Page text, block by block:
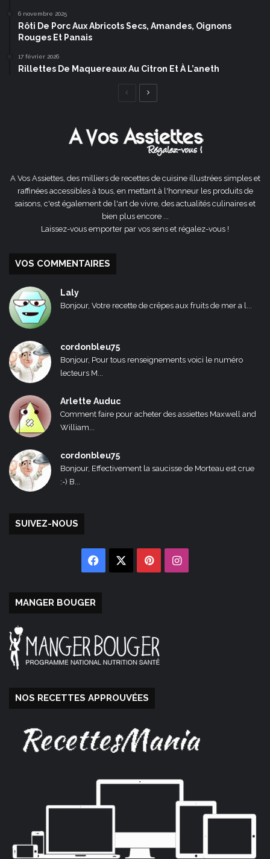
6 novembre 2025
Rôti De Porc Aux Abricots Secs, Amandes, Oignons
Rouges Et Panais
17 février 2026
Rillettes De Maquereaux Au Citron Et À L’aneth
Page
A Vos Assiettes, des milliers de recettes de cuisine illustrées simples et
raffinées accessibles à tous, en mettant à l'honneur les produits de
saisons, c'est également de l'art de vivre, des actualités culinaires et
bien plus encore ...
Laissez-vous emporter par vos sens et régalez-vous !
VOS COMMENTAIRES
Laly
Bonjour, Votre recette de crêpes aux fruits de mer a l...
cordonbleu75
Bonjour, Pour tous renseignements voici le numéro
lecteurs M...
Arlette Auduc
Comment faire pour acheter des assiettes Maxwell and
William...
cordonbleu75
Bonjour, Effectivement la saucisse de Morteau est crue
:-) B...
SUIVEZ-NOUS
Facebook PinterestInstagram
MANGER BOUGER
NOS RECETTES APPROUVÉES